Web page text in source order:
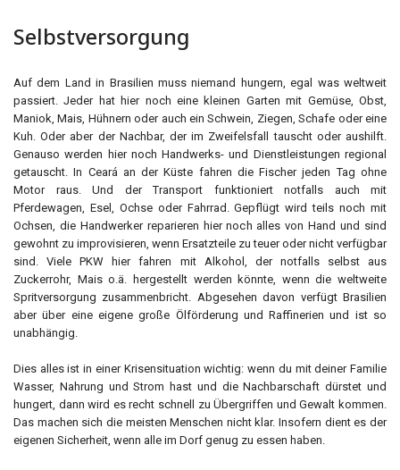
Selbstversorgung
Auf dem Land in Brasilien muss niemand hungern, egal was weltweit
passiert. Jeder hat hier noch eine kleinen Garten mit Gemüse, Obst,
Maniok, Mais, Hühnern oder auch ein Schwein, Ziegen, Schafe oder eine
Kuh. Oder aber der Nachbar, der im Zweifelsfall tauscht oder aushilft.
Genauso werden hier noch Handwerks- und Dienstleistungen regional
getauscht. In Ceará an der Küste fahren die Fischer jeden Tag ohne
Motor raus. Und der Transport funktioniert notfalls auch mit
Pferdewagen, Esel, Ochse oder Fahrrad. Gepflügt wird teils noch mit
Ochsen, die Handwerker reparieren hier noch alles von Hand und sind
gewohnt zu improvisieren, wenn Ersatzteile zu teuer oder nicht verfügbar
sind. Viele PKW hier fahren mit Alkohol, der notfalls selbst aus
Zuckerrohr, Mais o.ä. hergestellt werden könnte, wenn die weltweite
Spritversorgung zusammenbricht. Abgesehen davon verfügt Brasilien
aber über eine eigene große Ölförderung und Raffinerien und ist so
unabhängig.
Dies alles ist in einer Krisensituation wichtig: wenn du mit deiner Familie
Wasser, Nahrung und Strom hast und die Nachbarschaft dürstet und
hungert, dann wird es recht schnell zu Übergriffen und Gewalt kommen.
Das machen sich die meisten Menschen nicht klar. Insofern dient es der
eigenen Sicherheit, wenn alle im Dorf genug zu essen haben.